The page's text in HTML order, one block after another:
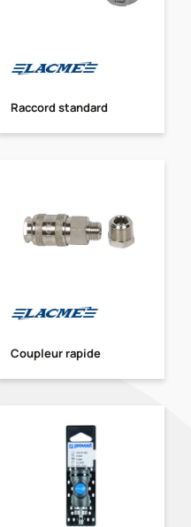
Raccord standard
Coupleur rapide